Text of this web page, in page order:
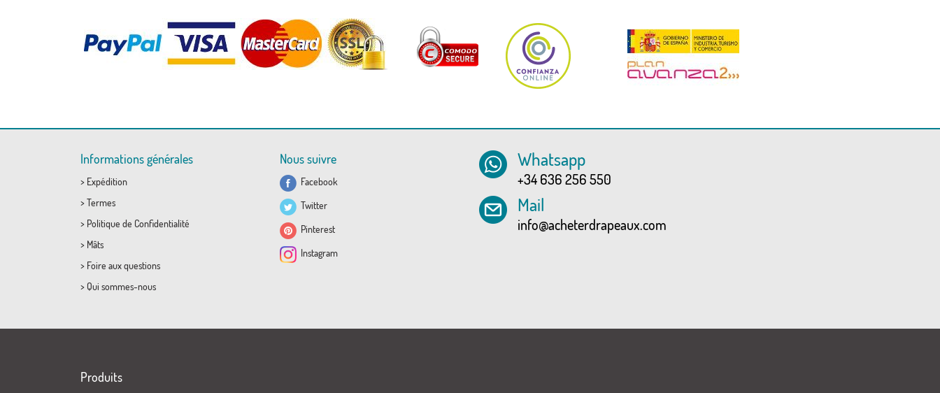
Informations générales
> Expédition
> Termes
> Politique de Confidentialité
> Mâts
> Foire aux questions
> Qui sommes-nous
Nous suivre
Facebook
Twitter
Pinterest
Instagram
Whatsapp
+34 636 256 550
Mail
info@acheterdrapeaux.com
Produits